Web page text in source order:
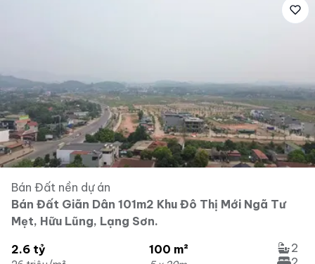
Bán Đất nền dự án
Bán Đất Giãn Dân 101m2 Khu Đô Thị Mới Ngã Tư
Mẹt, Hữu Lũng, Lạng Sơn.
2.6 tỷ
100 m²
2